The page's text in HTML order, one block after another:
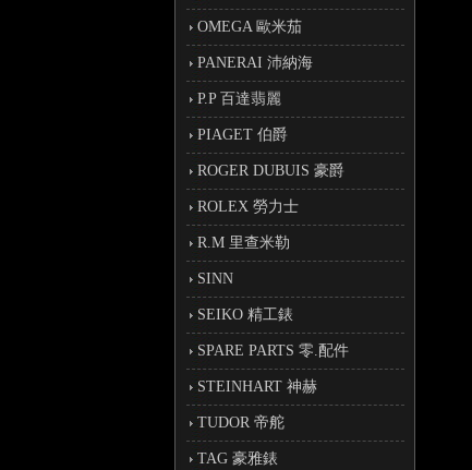
OMEGA 歐米茄
PANERAI 沛納海
P.P 百達翡麗
PIAGET 伯爵
ROGER DUBUIS 豪爵
ROLEX 勞力士
R.M 里查米勒
SINN
SEIKO 精工錶
SPARE PARTS 零.配件
STEINHART 神赫
TUDOR 帝舵
TAG 豪雅錶